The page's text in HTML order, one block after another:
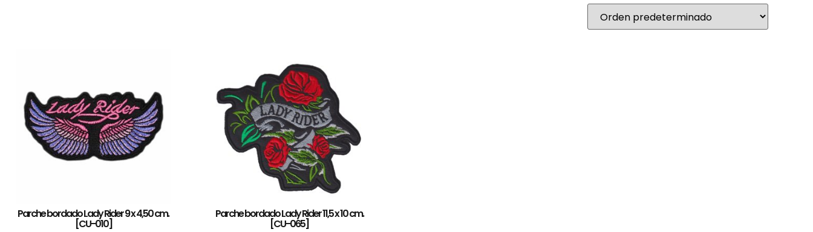
Parche bordado Lady Rider 9 x 4,50 cm.
[CU-010]
Parche bordado Lady Rider 11,5 x 10 cm.
[CU-065]